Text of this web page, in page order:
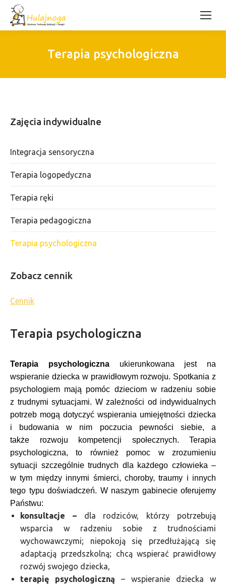
Terapia psychologiczna
Zajęcia indywidualne
Integracja sensoryczna
Terapia logopedyczna
Terapia ręki
Terapia pedagogiczna
Terapia psychologiczna
Zobacz cennik
Cennik
Terapia psychologiczna
Terapia psychologiczna ukierunkowana jest na
wspieranie dziecka w prawidłowym rozwoju. Spotkania z
psychologiem mają pomóc dzieciom w radzeniu sobie
z trudnymi sytuacjami. W zależności od indywidualnych
potrzeb mogą dotyczyć wspierania umiejętności dziecka
i budowania w nim poczucia pewności siebie, a
także rozwoju kompetencji społecznych. Terapia
psychologiczna, to również pomoc w zrozumieniu
sytuacji szczególnie trudnych dla każdego człowieka –
w tym między innymi śmierci, choroby, traumy i innych
tego typu doświadczeń. W naszym gabinecie oferujemy
Państwu:
konsultacje –dla rodziców, którzy potrzebują
wsparcia w radzeniu sobie z trudnościami
wychowawczymi; niepokoją się przedłużającą się
adaptacją przedszkolną; chcą wspierać prawidłowy
rozwój swojego dziecka,
terapię psychologiczną
– wspieranie dziecka w